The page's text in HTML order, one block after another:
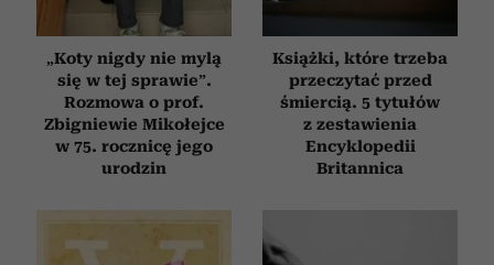
„Koty nigdy nie mylą
się w tej sprawie”.
Rozmowa o prof.
Zbigniewie Mikołejce
w 75. rocznicę jego
urodzin
Książki, które trzeba
przeczytać przed
śmiercią. 5 tytułów
z zestawienia
Encyklopedii
Britannica